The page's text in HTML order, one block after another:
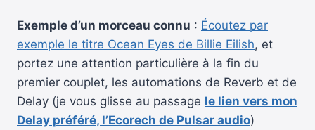
Exemple d’un morceau connu : Écoutez par
exemple le titre Ocean Eyes de Billie Eilish, et
portez une attention particulière à la fin du
premier couplet, les automations de Reverb et de
Delay (je vous glisse au passage le lien vers mon
Delay préféré, l’Ecorech de Pulsar audio)